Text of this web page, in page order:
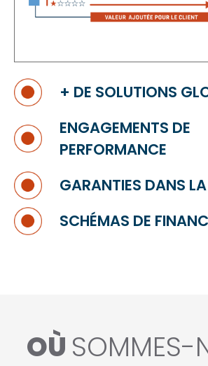
+ DE SOLUTIONS
ENGAGEMENTS DE
PERFORMANCE
GARANTIES DANS LA
SCHÉMAS DE
OÙ SOMMES-